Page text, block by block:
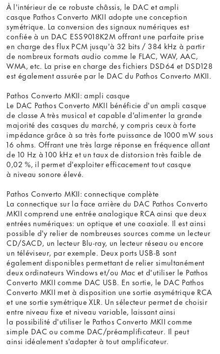
À l'intérieur de ce robuste châssis, le DAC et ampli
casque Pathos Converto MKII adopte une conception
symétrique. La conversion des signaux numériques est
confiée à un DAC ESS9018K2M offrant une parfaite prise
en charge des flux PCM jusqu'à 32 bits / 384 kHz à partir
de nombreux formats audio comme le FLAC, WAV, AAC,
WMA, etc. La prise en charge des fichiers DSD64 et DSD128
est également assurée par le DAC du Pathos Converto MKII.
Pathos Converto MKII: ampli casque
Le DAC Pathos Converto MKII bénéficie d'un ampli casque
de classe A très musical et capable d'alimenter la grande
majorité des casques du marché, y compris ceux à forte
impédance grâce à sa très forte puissance de 1000 mW sous
16 ohms. Offrant une très large réponse en fréquence allant
de 10 Hz à 100 kHz et un taux de distorsion très faible de
0,02 %, il permet d'exploiter efficacement tout casque
à niveau sonore élevé.
Pathos Converto MKII: connectique complète
La connectique sur la face arrière du DAC Pathos Converto
MKII comprend une entrée analogique RCA ainsi que deux
entrées numériques: un optique et une coaxiale. Il est ainsi
possible d'y relier de nombreuses sources comme un lecteur
CD/SACD, un lecteur Blu-ray, un lecteur réseau ou encore
un téléviseur, par exemple. Deux ports USB-B sont
également disponibles permettant de relier simultanément
deux ordinateurs Windows et/ou Mac et d'utiliser le Pathos
Converto MKII comme DAC USB. En sortie, le DAC Pathos
Converto MKII met à disposition une sortie asymétrique RCA
et une sortie symétrique XLR. Un sélecteur permet de choisir
entre niveau fixe et niveau variable, laissant ainsi
la possibilité d'utiliser le Pathos Converto MKII comme
simple DAC ou comme DAC/préamplificateur. Il peut
ainsi idéalement s'adapter à tout amplificateur.